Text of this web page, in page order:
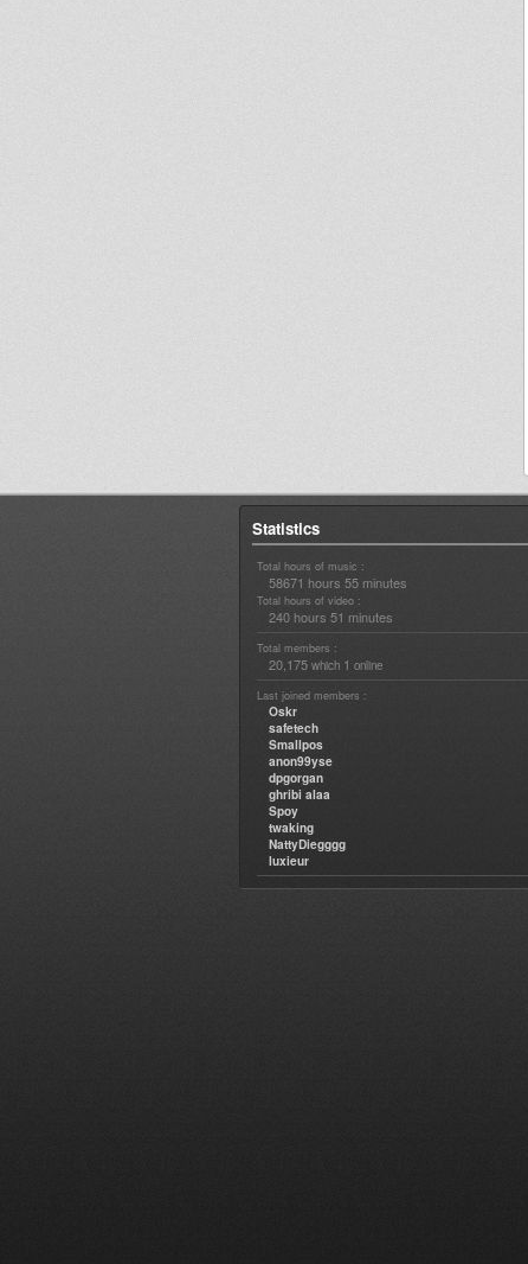
Statistics
Total hours of music :
58671 hours 55 minutes
Total hours of video :
240 hours 51 minutes
Total members :
20,175 which 1 online
Last joined members :
Oskr
safetech
Smallpos
anon99yse
dpgorgan
ghribi alaa
Spoy
twaking
NattyDiegggg
luxieur